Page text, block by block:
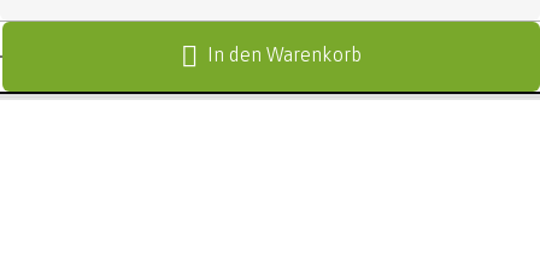
In den Warenkorb